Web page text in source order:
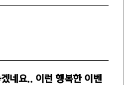
네요.. 이런 행복한 이벤